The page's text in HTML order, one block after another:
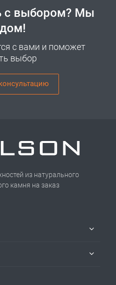
с выбором? Мы
с вами и поможет
выбор
из натурального
камня на заказ